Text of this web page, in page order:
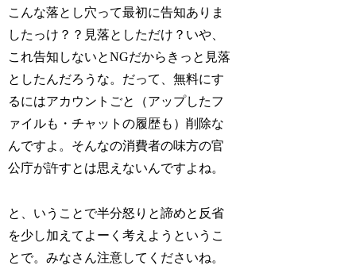
こんな落とし穴って最初に告知ありま
したっけ？？見落としただけ？いや、
これ告知しないとNGだからきっと見落
としたんだろうな。だって、無料にす
るにはアカウントごと（アップしたフ
ァイルも・チャットの履歴も）削除な
んですよ。そんなの消費者の味方の官
公庁が許すとは思えないんですよね。
と、いうことで半分怒りと諦めと反省
を少し加えてよーく考えようというこ
とで。みなさん注意してくださいね。